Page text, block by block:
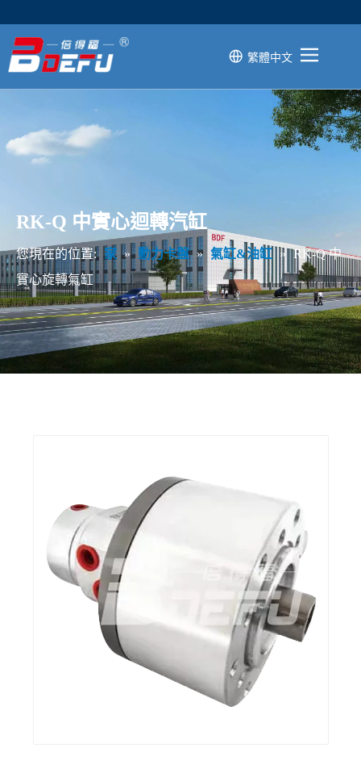
數控機床
CNC零件
服務
部落格
聯繫我們
繁體中文
RK-Q 中實心迴轉汽缸
您現在的位置: 家 » 動力卡盤 » 氣缸&油缸 » RK-Q 中
實心旋轉氣缸